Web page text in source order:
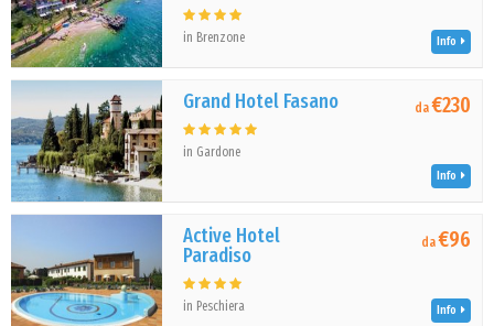
in Brenzone Info
Grand Hotel Fasano
in Gardone
da€230
Info
Active Hotel
Paradiso
in Peschiera
da€96
Info